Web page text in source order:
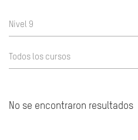
Nivel 9
Todos los cursos
No se encontraron resultados